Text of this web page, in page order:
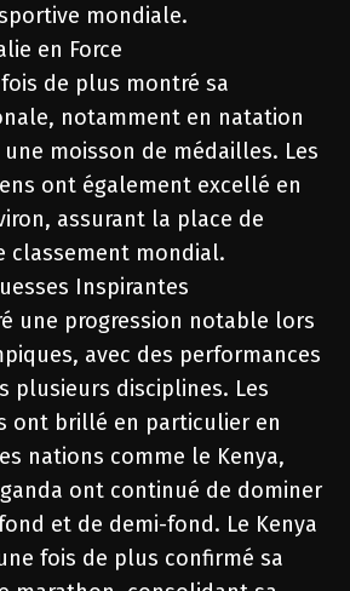
mondiale.
en Force
fois de plus montré sa
notamment en natation
moisson de médailles. Les
ont également excellé en
assurant la place de
classement mondial.
Inspirantes
une progression notable lors
avec des performances
plusieurs disciplines. Les
ont brillé en particulier en
nations comme le Kenya,
ont continué de dominer
et de demi-fond. Le Kenya
fois de plus confirmé sa